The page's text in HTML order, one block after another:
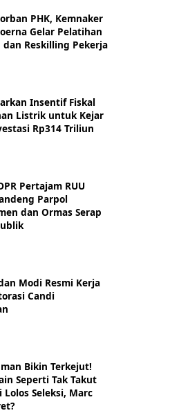
PHK, Kemnaker
Gelar Pelatihan
Reskilling Pekerja
Insentif Fiskal
Listrik untuk Kejar
Rp314 Triliun
Pertajam RUU
Parpol
dan Ormas Serap
Modi Resmi Kerja
Candi
Bikin Terkejut!
Seperti Tak Takut
Lolos Seleksi, Marc